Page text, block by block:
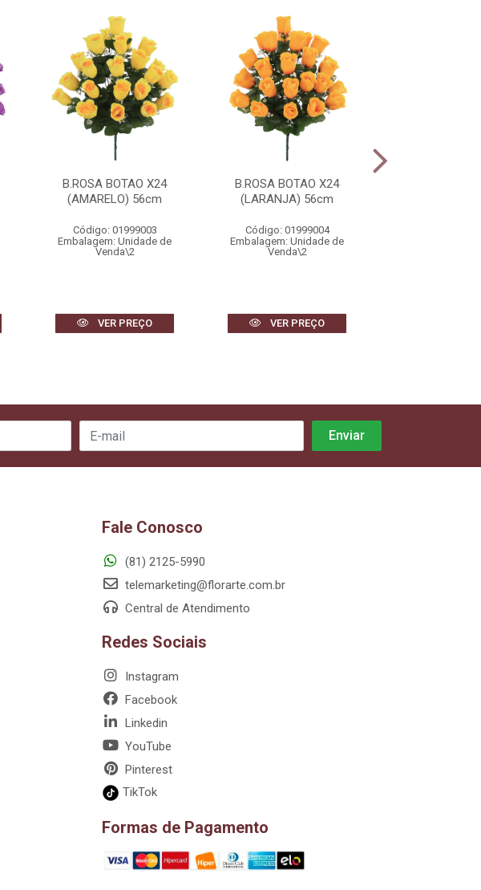
B.ROSA BOTAO X24
(AMARELO) 56cm
Código: 01999003
Embalagem: Unidade de
Venda\2
VER PREÇO
B.ROSA BOTAO X24
(LARANJA) 56cm
Código: 01999004
Embalagem: Unidade de
Venda\2
VER PREÇO
Fale Conosco
(81) 2125-5990
telemarketing@florarte.com.br
Central de Atendimento
Redes Sociais
Instagram
Facebook
Linkedin
YouTube
Pinterest
TikTok
Formas de Pagamento